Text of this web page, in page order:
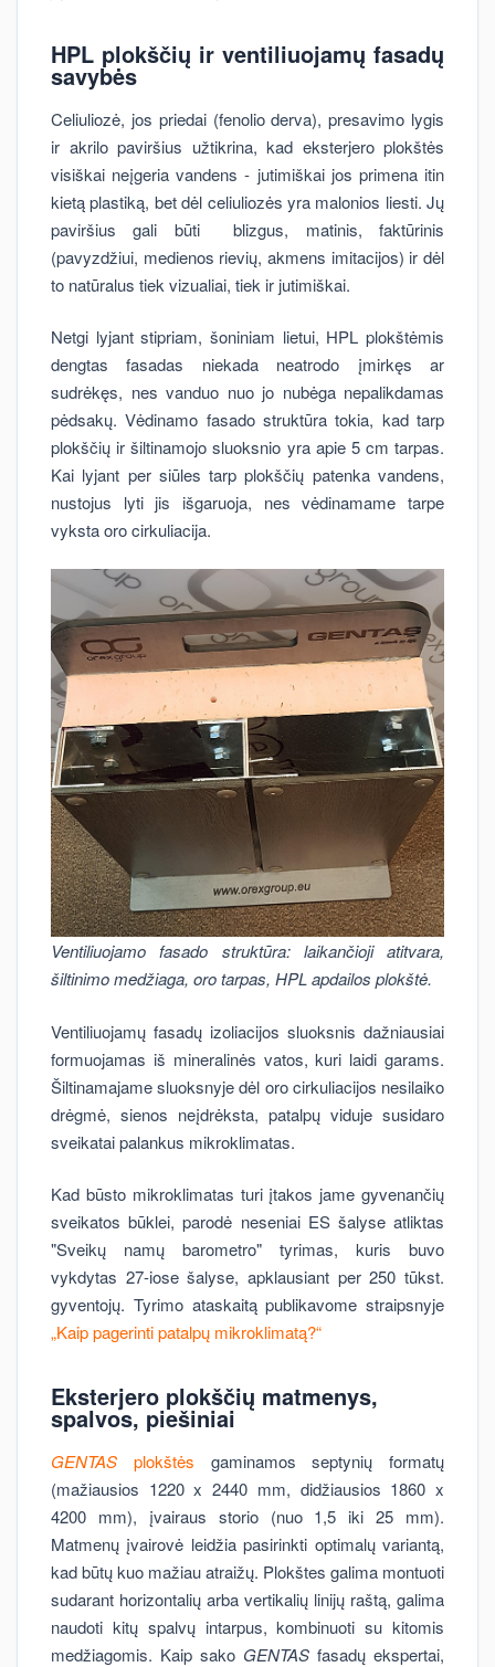
HPL plokščių ir ventiliuojamų fasadų
savybės
Celiuliozė, jos priedai (fenolio derva), presavimo lygis
ir akrilo paviršius užtikrina, kad eksterjero plokštės
visiškai neįgeria vandens - jutimiškai jos primena itin
kietą plastiką, bet dėl celiuliozės yra malonios liesti. Jų
paviršius gali būti blizgus, matinis, faktūrinis
(pavyzdžiui, medienos rievių, akmens imitacijos) ir dėl
to natūralus tiek vizualiai, tiek ir jutimiškai.
Netgi lyjant stipriam, šoniniam lietui, HPL plokštėmis
dengtas fasadas niekada neatrodo įmirkęs ar
sudrėkęs, nes vanduo nuo jo nubėga nepalikdamas
pėdsakų. Vėdinamo fasado struktūra tokia, kad tarp
plokščių ir šiltinamojo sluoksnio yra apie 5 cm tarpas.
Kai lyjant per siūles tarp plokščių patenka vandens,
nustojus lyti jis išgaruoja, nes vėdinamame tarpe
vyksta oro cirkuliacija.
Ventiliuojamo fasado struktūra: laikančioji atitvara,
šiltinimo medžiaga, oro tarpas, HPL apdailos plokštė.
Ventiliuojamų fasadų izoliacijos sluoksnis dažniausiai
formuojamas iš mineralinės vatos, kuri laidi garams.
Šiltinamajame sluoksnyje dėl oro cirkuliacijos nesilaiko
drėgmė, sienos neįdrėksta, patalpų viduje susidaro
sveikatai palankus mikroklimatas.
Kad būsto mikroklimatas turi įtakos jame gyvenančių
sveikatos būklei, parodė neseniai ES šalyse atliktas
"Sveikų namų barometro" tyrimas, kuris buvo
vykdytas 27-iose šalyse, apklausiant per 250 tūkst.
gyventojų. Tyrimo ataskaitą publikavome straipsnyje
„Kaip pagerinti patalpų mikroklimatą?“
Eksterjero plokščių matmenys,
spalvos, piešiniai
GENTAS plokštės gaminamos septynių formatų
(mažiausios 1220 x 2440 mm, didžiausios 1860 x
4200 mm), įvairaus storio (nuo 1,5 iki 25 mm).
Matmenų įvairovė leidžia pasirinkti optimalų variantą,
kad būtų kuo mažiau atraižų. Plokštes galima montuoti
sudarant horizontalių arba vertikalių linijų raštą, galima
naudoti kitų spalvų intarpus, kombinuoti su kitomis
medžiagomis. Kaip sako GENTAS fasadų ekspertai,